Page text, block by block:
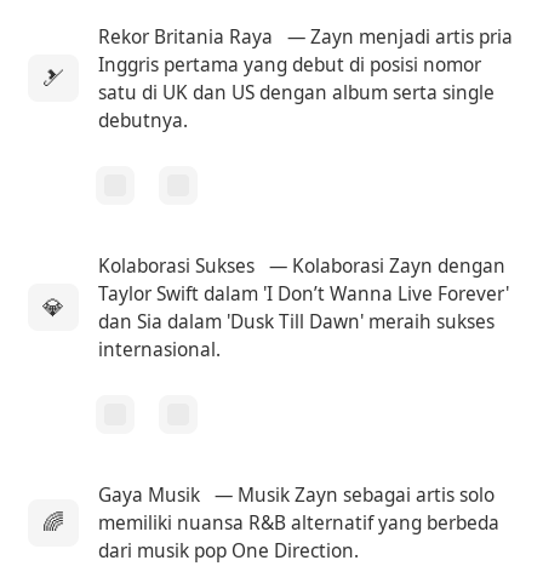
🎿
Rekor Britania Raya
— Zayn menjadi artis pria
Inggris pertama yang debut di posisi nomor
satu di UK dan US dengan album serta single
debutnya.
💎
Kolaborasi Sukses — Kolaborasi Zayn dengan
Taylor Swift dalam 'I Don’t Wanna Live Forever'
dan Sia dalam 'Dusk Till Dawn' meraih sukses
internasional.
🌈
Gaya Musik — Musik Zayn sebagai artis solo
memiliki nuansa R&B alternatif yang berbeda
dari musik pop One Direction.